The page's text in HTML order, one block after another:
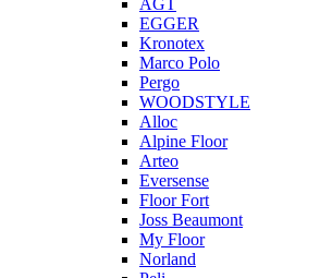
AGT
EGGER
Kronotex
Marco Polo
Pergo
WOODSTYLE
Alloc
Alpine Floor
Arteo
Eversense
Floor Fort
Joss Beaumont
My Floor
Norland